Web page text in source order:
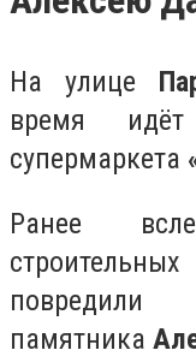
На улице
время идёт
супермаркета
Ранее
памятника